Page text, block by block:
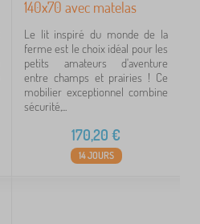
140x70 avec matelas
Le lit inspiré du monde de la
ferme est le choix idéal pour les
petits amateurs d'aventure
entre champs et prairies ! Ce
mobilier exceptionnel combine
sécurité,...
170,20 €
14 JOURS